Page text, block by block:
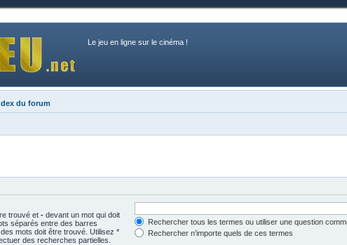
Le jeu en ligne sur le cinéma !
du forum
trouvé et - devant un mot qui doit
séparés entre des barres
mots doit être trouvé. Utilisez *
des recherches partielles.
Rechercher tous les termes ou utiliser une question
Rechercher n’importe quels de ces termes